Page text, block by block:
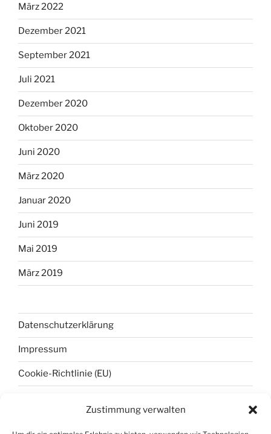
Zustimmung verwalten
März 2022
Dezember 2021
September 2021
Juli 2021
Dezember 2020
Oktober 2020
Juni 2020
März 2020
Januar 2020
Juni 2019
Mai 2019
März 2019
Datenschutzerklärung
Impressum
Cookie-Richtlinie (EU)